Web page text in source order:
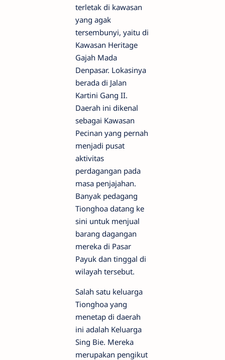
terletak di kawasan
yang agak
tersembunyi, yaitu di
Kawasan Heritage
Gajah Mada
Denpasar. Lokasinya
berada di Jalan
Kartini Gang II.
Daerah ini dikenal
sebagai Kawasan
Pecinan yang pernah
menjadi pusat
aktivitas
perdagangan pada
masa penjajahan.
Banyak pedagang
Tionghoa datang ke
sini untuk menjual
barang dagangan
mereka di Pasar
Payuk dan tinggal di
wilayah tersebut.
Salah satu keluarga
Tionghoa yang
menetap di daerah
ini adalah Keluarga
Sing Bie. Mereka
merupakan pengikut